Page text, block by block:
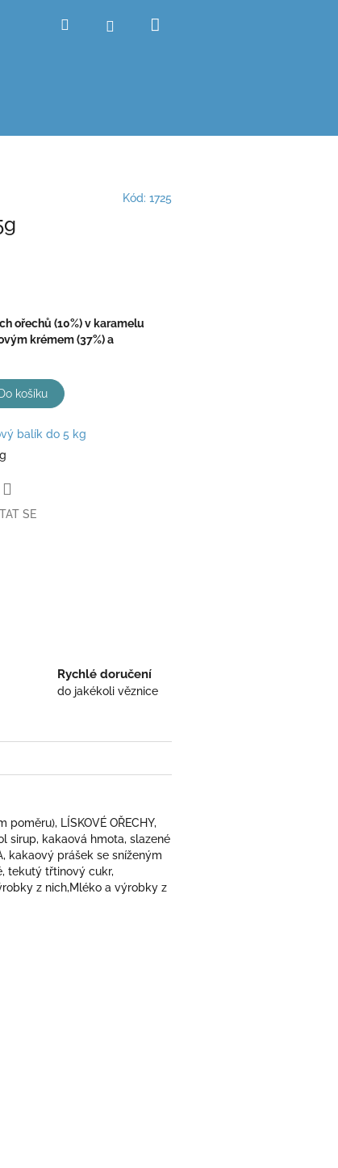
Hledat Přihlášení
Kód: 1725
ořechů (10%) v karamelu
krémem (37%) a
Do košíku
balík do 5 kg
SE
Rychlé doručení
do jakékoli věznice
LÍSKOVÉ OŘECHY,
sirup, kakaová hmota, slazené
kakaový prášek se sníženým
tekutý třtinový cukr,
z nich,Mléko a výrobky z